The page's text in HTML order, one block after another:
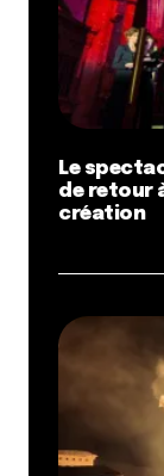
Le
de retour
création